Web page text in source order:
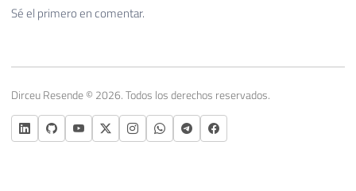
Sé el primero en comentar.
Dirceu Resende © 2026. Todos los derechos reservados.